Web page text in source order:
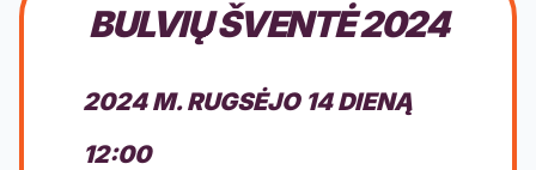
BULVIŲ ŠVENTĖ 2024
2024 M. RUGSĖJO 14 DIENĄ
12:00